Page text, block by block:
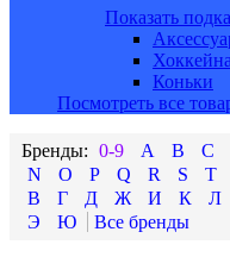
Показать
Коньки
Посмотреть все
0-9 A B C
N
O P Q R S T
В
Г Д Ж И К Л
Э
Ю